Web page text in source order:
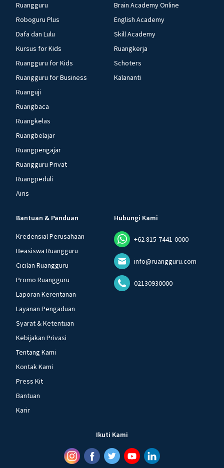
Ruangguru
Roboguru Plus
Dafa dan Lulu
Kursus for Kids
Ruangguru for Kids
Ruangguru for Business
Ruanguji
Ruangbaca
Ruangkelas
Ruangbelajar
Ruangpengajar
Ruangguru Privat
Ruangpeduli
Airis
Brain Academy Online
English Academy
Skill Academy
Ruangkerja
Schoters
Kalananti
Bantuan & Panduan
Kredensial Perusahaan
Beasiswa Ruangguru
Cicilan Ruangguru
Promo Ruangguru
Laporan Kerentanan
Layanan Pengaduan
Syarat & Ketentuan
Kebijakan Privasi
Tentang Kami
Kontak Kami
Press Kit
Bantuan
Karir
Hubungi Kami
+62 815-7441-0000
info@ruangguru.com
02130930000
Ikuti Kami